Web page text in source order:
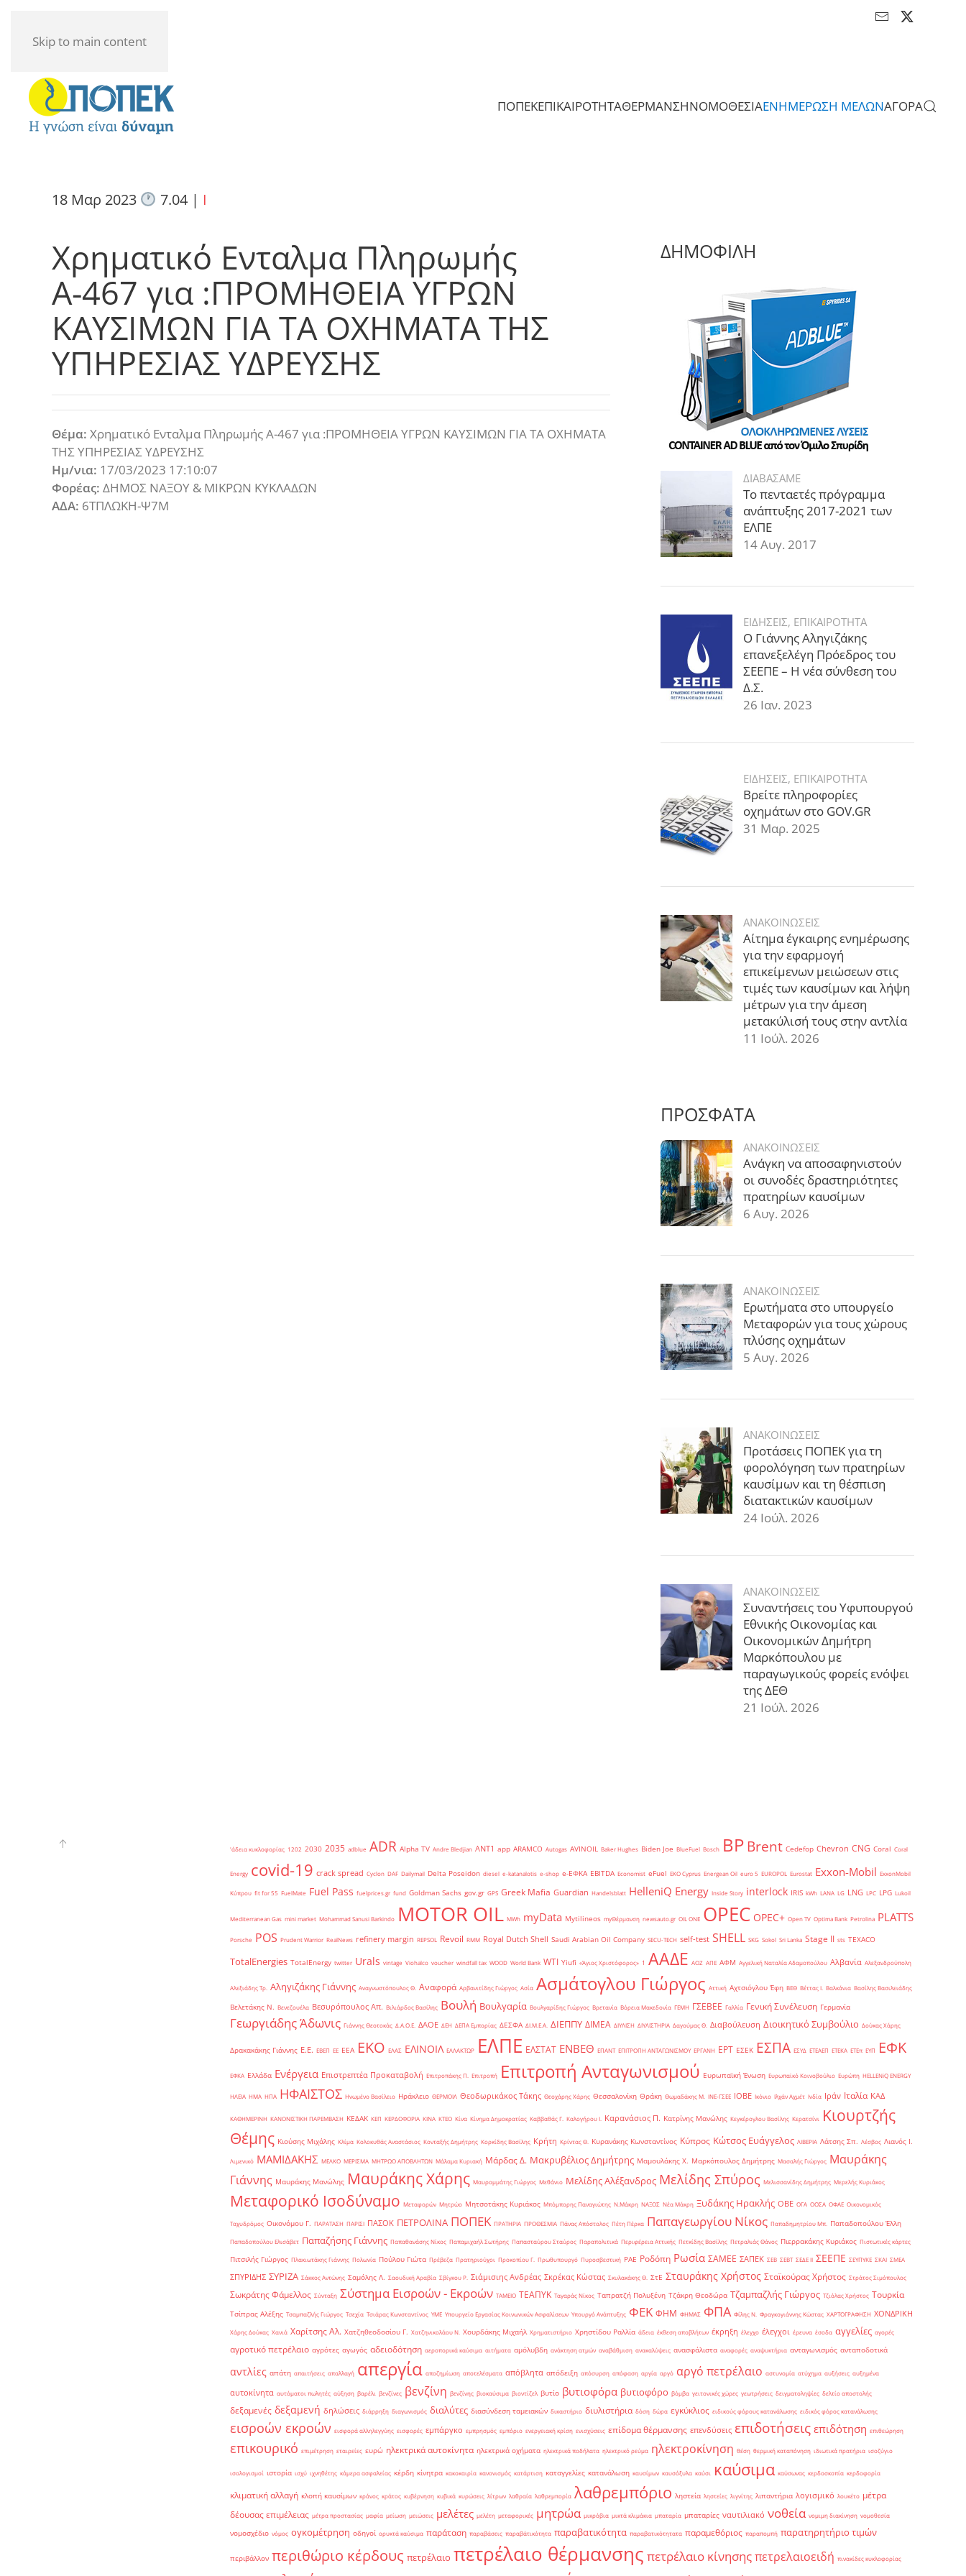
Skip to main content
ΠΟΠΕΚΕΠΙΚΑΙΡΟΤΗΤΑΘΕΡΜΑΝΣΗΝΟΜΟΘΕΣΙΑΕΝΗΜΕΡΩΣΗ ΜΕΛΩΝΑΓΟΡΑ
18 Μαρ 2023 7.04| I
Χρηματικό Ενταλμα Πληρωμής
Α-467 για :ΠΡΟΜΗΘΕΙΑ ΥΓΡΩΝ
ΚΑΥΣΙΜΩΝ ΓΙΑ ΤΑ ΟΧΗΜΑΤΑ ΤΗΣ
ΥΠΗΡΕΣΙΑΣ ΥΔΡΕΥΣΗΣ
Θέμα: Χρηματικό Ενταλμα Πληρωμής Α-467 για :ΠΡΟΜΗΘΕΙΑ ΥΓΡΩΝ ΚΑΥΣΙΜΩΝ ΓΙΑ ΤΑ ΟΧΗΜΑΤΑ
ΤΗΣ ΥΠΗΡΕΣΙΑΣ ΥΔΡΕΥΣΗΣ
Ημ/νια: 17/03/2023 17:10:07
Φορέας: ΔΗΜΟΣ ΝΑΞΟΥ & ΜΙΚΡΩΝ ΚΥΚΛΑΔΩΝ
ΑΔΑ: 6ΤΠΛΩΚΗ-Ψ7Μ
ΔΗΜΟΦΙΛΗ
ΔΙΑΒΑΣΑΜΕ
Το πενταετές πρόγραμμα
ανάπτυξης 2017-2021 των
ΕΛΠΕ
14 Αυγ. 2017
ΕΙΔΗΣΕΙΣ, ΕΠΙΚΑΙΡΟΤΗΤΑ
Ο Γιάννης Αληγιζάκης
επανεξελέγη Πρόεδρος του
ΣΕΕΠΕ – Η νέα σύνθεση του
Δ.Σ.
26 Ιαν. 2023
ΕΙΔΗΣΕΙΣ, ΕΠΙΚΑΙΡΟΤΗΤΑ
Βρείτε πληροφορίες
οχημάτων στο GOV.GR
31 Μαρ. 2025
ΑΝΑΚΟΙΝΩΣΕΙΣ
Αίτημα έγκαιρης ενημέρωσης
για την εφαρμογή
επικείμενων μειώσεων στις
τιμές των καυσίμων και λήψη
μέτρων για την άμεση
μετακύλισή τους στην αντλία
11 Ιούλ. 2026
ΠΡΟΣΦΑΤΑ
ΑΝΑΚΟΙΝΩΣΕΙΣ
Ανάγκη να αποσαφηνιστούν
οι συνοδές δραστηριότητες
πρατηρίων καυσίμων
6 Αυγ. 2026
ΑΝΑΚΟΙΝΩΣΕΙΣ
Ερωτήματα στο υπουργείο
Μεταφορών για τους χώρους
πλύσης οχημάτων
5 Αυγ. 2026
ΑΝΑΚΟΙΝΩΣΕΙΣ
Προτάσεις ΠΟΠΕΚ για τη
φορολόγηση των πρατηρίων
καυσίμων και τη θέσπιση
διατακτικών καυσίμων
24 Ιούλ. 2026
ΑΝΑΚΟΙΝΩΣΕΙΣ
Συναντήσεις του Υφυπουργού
Εθνικής Οικονομίας και
Οικονομικών Δημήτρη
Μαρκόπουλου με
παραγωγικούς φορείς ενόψει
της ΔΕΘ
21 Ιούλ. 2026
'άδεια κυκλοφορίας 1202 2030 2035 adblue ADR Alpha TV Andre Bledjian ANT1 app ARAMCO Autogas AVINOIL Baker Hughes Biden Joe BlueFuel Bosch BPBrent Cedefop Chevron CNG Coral Coral
Energy covid-19 crack spread Cyclon DAF Dailymail Delta Poseidon diesel e-katanalotis e-shop e-ΕΦΚΑ EBITDA Economist eFuel EKO Cyprus Energean Oil euro 5 EUROPOL Eurostat Exxon-Mobil ExxonMobil
Κύπρου fit for 55 FuelMate Fuel Pass fuelprices.gr fund Goldman Sachs gov.gr GPS Greek Mafia Guardian Handelsblatt HelleniQ Energy Inside Story interlock IRIS kWh LANA LG LNG LPC LPG Lukoil
Mediterranean Gas mini market Mohammad Sanusi Barkindo MOTOR OIL MWh myData Mytilineos myΘέρμανση newsauto.gr OIL ONE OPEC OPEC+ Open TV Optima Bank Petrolina PLATTS
Porsche POS Prudent Warrior RealNews refinery margin REPSOL Revoil RMM Royal Dutch Shell Saudi Arabian Oil Company SECU-TECH self-test SHELL SKG Sokol Sri Lanka Stage II sts TEXACO
TotalEnergies TotalEnergy twitter Urals vintage Viohalco voucher windfall tax WOOD World Bank WTI Yiufi «Άγιος Χριστόφορος» ΄1 ΑΑΔΕ ΑΟΖ ΑΠΕ ΑΦΜ Αγγελική Ναταλία Αδαμοπούλου Αλβανία Αλεξανδρούπολη
Αλεξιάδης Τρ. Αληγιζάκης Γιάννης Αναγνωστόπουλος Θ. Αναφορά Αρβανιτίδης Γιώργος Ασία Ασμάτογλου Γιώργος Αττική Αχτσιόγλου Έφη ΒΕΘ Βέττας Ι. Βαλκάνια Βασίλης Βασιλειάδης
Βελετάκης Ν. Βενεζουέλα Βεσυρόπουλος Απ. Βιλιάρδος Βασίλης Βουλή Βουλγαρία Βουλγαρίδης Γιώργος Βρετανία Βόρεια Μακεδονία ΓΕΜΗ ΓΣΕΒΕΕ Γαλλία Γενική Συνέλευση Γερμανία
Γεωργιάδης Άδωνις Γιάννης Θεοτοκάς Δ.Α.Ο.Ε. ΔΑΟΕ ΔΕΗ ΔΕΠΑ Εμπορίας ΔΕΣΦΑ ΔΙ.Μ.Ε.Α. ΔΙΕΠΠΥ ΔΙΜΕΑ ΔΙΥΛΙΣΗ ΔΙΥΛΙΣΤΗΡΙΑ Δαγούμας Θ. Διαβούλευση Διοικητικό Συμβούλιο Δούκας Χάρης
Δρακακάκης Γιάννης Ε.Ε. ΕΒΕΠ ΕΕ ΕΕΑ ΕΚΟ ΕΛΑΣ ΕΛΙΝΟΙΛ ΕΛΛΑΚΤΩΡ ΕΛΠΕ ΕΛΣΤΑΤ ΕΝΒΕΘ ΕΠΑΝΤ ΕΠΙΤΡΟΠΗ ΑΝΤΑΓΩΝΙΣΜΟΥ ΕΡΓΑΝΗ ΕΡΤ ΕΣΕΚ ΕΣΠΑ ΕΣΥΔ ΕΤΕΑΕΠ ΕΤΕΚΑ ΕΤΕπ ΕΥΠ ΕΦΚ
ΕΦΚΑ Ελλάδα Ενέργεια Επιστρεπτέα Προκαταβολή Επιτροπάκης Π. Επιτροπή Επιτροπή Ανταγωνισμού Ευρωπαϊκή Ένωση Ευρωπαϊκό Κοινοβούλιο Ευρώπη ΗELLENiQ ENERGY
ΗΛΕΙΑ ΗΜΑ ΗΠΑ ΗΦΑΙΣΤΟΣ Ηνωμένο Βασίλειο Ηράκλειο ΘΕΡΜΟΙΛ Θεοδωρικάκος Τάκης Θεοχάρης Χάρης Θεσσαλονίκη Θράκη Θωμαδάκης Μ. ΙΝΕ-ΓΣΕΕ ΙΟΒΕ Ικόνιο Ιλχάν Αχμέτ Ινδία Ιράν Ιταλία ΚΑΔ
ΚΑΘΗΜΕΡΙΝΗ ΚΑΝΟΝΙΣΤΙΚΗ ΠΑΡΕΜΒΑΣΗ ΚΕΔΑΚ ΚΕΠ ΚΕΡΔΟΦΟΡΙΑ ΚΙΝΑ ΚΤΕΟ Κίνα Κίνημα Δημοκρατίας Καββαθάς Γ. Καλογήρου Ι. Καρανάσιος Π. Κατρίνης Μανώλης Κεγκέρογλου Βασίλης Κερατσίνι
Κιουρτζής
Θέμης Κιούσης Μιχάλης Κλίμα Κολοκυθάς Αναστάσιος Κονταξής Δημήτρης Κορκίδης Βασίλης Κρήτη Κρίντας Θ. Κυρανάκης Κωνσταντίνος Κύπρος Κώτσος Ευάγγελος ΛΙΒΕΡΙΑ Λάτσης Σπ. Λέσβος Λιανός Ι.
Λιμενικό ΜΑΜΙΔΑΚΗΣ ΜΕΛΚΟ ΜΕΡΙΣΜΑ ΜΗΤΡΩΟ ΑΠΟΒΛΗΤΩΝ Μάλαμα Κυριακή Μάρδας Δ. Μακρυβέλιος Δημήτρης Μαμουλάκης Χ. Μαρκόπουλος Δημήτρης Μασαλής Γιώργος Μαυράκης
Γιάννης Μαυράκης Μανώλης Μαυράκης Χάρης Μαυρομμάτης Γιώργος Μεθάνιο Μελίδης Αλέξανδρος Μελίδης Σπύρος Μελισσανίδης Δημήτρης Μερελής Κυριάκος
Μεταφορικό Ισοδύναμο Μεταφορών Μητρώο Μητσοτάκης Κυριάκος Μπόμπορης Παναγιώτης Ν.Μάκρη ΝΑΞΟΣ Νέα Μάκρη Ξυδάκης Ηρακλής ΟΒΕ ΟΓΑ ΟΟΣΑ ΟΦΑΕ Οικονομικός
Ταχυδρόμος Οικονόμου Γ. ΠΑΡΑΤΑΣΗ ΠΑΡΙΣΙ ΠΑΣΟΚ ΠΕΤΡΟΛΙΝΑ ΠΟΠΕΚ ΠΡΑΤΗΡΙΑ ΠΡΟΘΕΣΜΙΑ Πάνας Απόστολος Πέτη Πέρκα Παπαγεωργίου Νίκος Παπαδημητρίου Μπ. Παπαδοπούλου Έλλη
Παπαδοπούλου Ελισάβετ Παπαζήσης Γιάννης Παπαθανάσης Νίκος Παπαμιχαήλ Σωτήρης Παπασταύρου Σταύρος Παραπολιτικά Περιφέρεια Αττικής Πετκίδης Βασίλης Πετραλιάς Θάνος Πιερρακάκης Κυριάκος Πιστωτικές κάρτες
Πιτσιλής Γιώργος Πλακιωτάκης Γιάννης Πολωνία Πούλου Γιώτα Πρέβεζα Πρατηριούχοι Προκοπίου Γ. Πρωθυπουργό Πυροσβεστική ΡΑΕ Ροδόπη Ρωσία ΣΑΜΕΕ ΣΑΠΕΚ ΣΕΒ ΣΕΒΤ ΣΕΔΕ ΙΙ ΣΕΕΠΕ ΣΕΥΠΥΚΕ ΣΚΑΙ ΣΜΕΑ
ΣΠΥΡΙΔΗΣ ΣΥΡΙΖΑ Σάκκος Αντώνης Σαμόλης Λ. Σαουδική Αραβία Σβίγκου Ρ. Σιάμισιης Ανδρέας Σκρέκας Κώστας Σκυλακάκης Θ. ΣτΕ Σταυράκης Χρήστος Σταϊκούρας Χρήστος Στράτος Σιμόπουλος
Σωκράτης Φάμελλος Σύνταξη Σύστημα Εισροών - Εκροών ΤΑΜΕΙΟ ΤΕΑΠΥΚ Ταγαράς Νίκος Ταπρατζή Πολυξένη Τζάκρη Θεοδώρα Τζαμπαζλής Γιώργος Τζιόλας Χρήστος Τουρκία
Τσίπρας Αλέξης Τσαμπαζλής Γιώργος Τσεχία Τσιάρας Κωνσταντίνος ΥΜΕ Υπουργείο Εργασίας Κοινωνικών Ασφαλίσεων Υπουργό Ανάπτυξης ΦΕΚ ΦΗΜ ΦΗΜΑΣ ΦΠΑ Φίλης Ν. Φραγκογιάννης Κώστας ΧΑΡΤΟΓΡΑΦΗΣΗ ΧΟΝΔΡΙΚΗ
Χάρης Δούκας Χανιά Χαρίτσης Αλ. Χατζηθεοδοσίου Γ. Χατζηνικολάου Ν. Χουρδάκης Μιχαήλ Χρηματιστήριο Χρηστίδου Ραλλία άδεια έκθεση αποβλήτων έκρηξη έλεγχο έλεγχοι έρευνα έσοδα αγγελίες αγορές
αγροτικό πετρέλαιο αγρότες αγωγός αδειοδότηση αεροπορικά καύσιμα αιτήματα αμόλυβδη ανάκτηση ατμών αναβάθμιση ανακαλύψεις ανασφάλιστα αναφορές αναψυκτήρια ανταγωνισμός ανταποδοτικά
αντλίες απάτη απαιτήσεις απαλλαγή απεργία αποζημίωση αποτελέσματα απόβλητα απόδειξη απόσυρση απόφαση αργία αργό αργό πετρέλαιο αστυνομία ατύχημα αυξήσεις αυξημένα
αυτοκίνητα αυτόματοι πωλητές αύξηση βαρέλι βενζίνες βενζίνη βενζίνης βιοκαύσιμα βιοντίζελ βυτίο βυτιοφόρα βυτιοφόρο βόμβα γειτονικές χώρες γεωτρήσεις δειγματοληψίες δελτίο αποστολής
δεξαμενές δεξαμενή δηλώσεις διάρρηξη διαγωνισμός διαλύτες διασύνδεση ταμειακών δικαστήριο διυλιστήρια δόση δώρα εγκύκλιος ειδικούς φόρους κατανάλωσης ειδικός φόρος κατανάλωσης
εισροών εκροών εισφορά αλληλεγγύης εισφορές εμπάργκο εμπρησμός εμπόριο ενεργειακή κρίση ενισχύσεις επίδομα θέρμανσης επενδύσεις επιδοτήσεις επιδότηση επιθεώρηση
επικουρικό επιμέτρηση εταιρείες ευρώ ηλεκτρικά αυτοκίνητα ηλεκτρικά οχήματα ηλεκτρικά ποδήλατα ηλεκτρικό ρεύμα ηλεκτροκίνηση θέση θερμική καταπόνηση ιδιωτικά πρατήρια ισοζύγιο
ισολογισμοί ιστορία ισχύ ιχνηθέτης κάμερα ασφαλείας κέρδη κίνητρα κακοκαιρία κανονισμός κατάρτιση καταγγελίες κατανάλωση καυσίμων καυσόξυλα καύσι καύσιμα καύσωνας κερδοσκοπία κερδοφορία
κλιματική αλλαγή κλοπή καυσίμων κράνος κράτος κυβέρνηση κυβικά κυρώσεις λίτρων λαθραία λαθρεμπορία λαθρεμπόριο ληστεία ληστείες λιγνίτης λιπαντήρια λογισμικό λουκέτο μέτρα
δέουσας επιμέλειας μέτρα προστασίας μαφία μείωση μειώσεις μελέτες μελέτη μεταφορικές μητρώα μικρόβια μικτά κλιμάκια μπαταρία μπαταρίες ναυτιλιακό νοθεία νομιμη διακίνηση νομοθεσία
νομοσχέδιο νόμος ογκομέτρηση οδηγοί ορυκτά καύσιμα παράταση παραβάσεις παραβάτικότητα παραβατικότητα παραβατικότητατα παραμεθόριος παραπομπή παρατηρητήριο τιμών
περιβάλλον περιθώριο κέρδους πετρέλαιο πετρέλαιο θέρμανσης πετρέλαιο κίνησηςπετρελαιοειδή πινακίδες κυκλοφορίας